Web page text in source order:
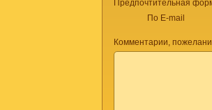
Предпочтительная
По E-mail
Комментарии,